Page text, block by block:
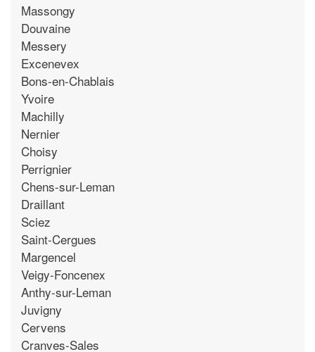
Massongy
Douvaine
Messery
Excenevex
Bons-en-Chablais
Yvoire
Machilly
Nernier
Choisy
Perrignier
Chens-sur-Leman
Draillant
Sciez
Saint-Cergues
Margencel
Veigy-Foncenex
Anthy-sur-Leman
Juvigny
Cervens
Cranves-Sales